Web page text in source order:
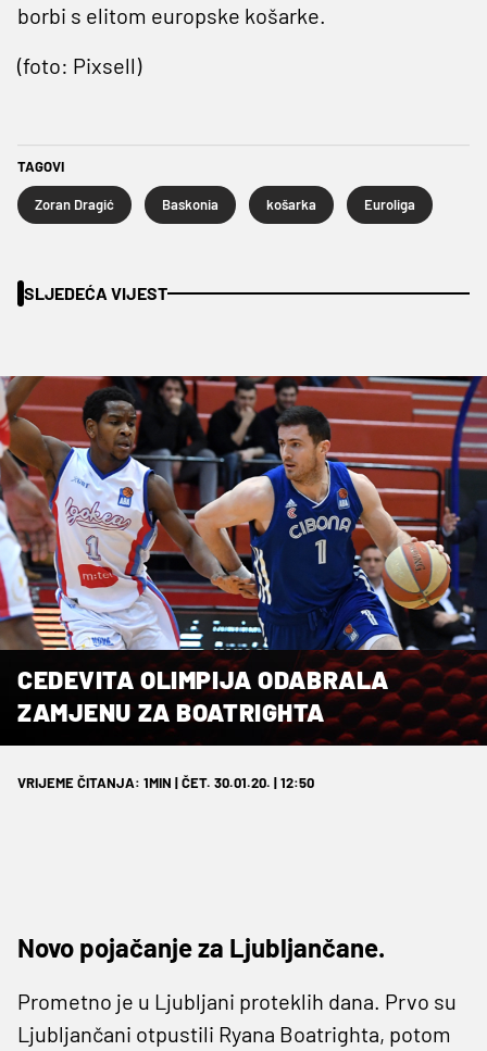
borbi s elitom europske košarke.
(foto: Pixsell)
TAGOVI
Zoran Dragić Baskonia košarka Euroliga
SLJEDEĆA VIJEST
CEDEVITA OLIMPIJA ODABRALA
ZAMJENU ZA BOATRIGHTA
VRIJEME ČITANJA: 1MIN | ČET. 30.01.20. | 12:50
Novo pojačanje za Ljubljančane.
Prometno je u Ljubljani proteklih dana. Prvo su
Ljubljančani otpustili Ryana Boatrighta, potom